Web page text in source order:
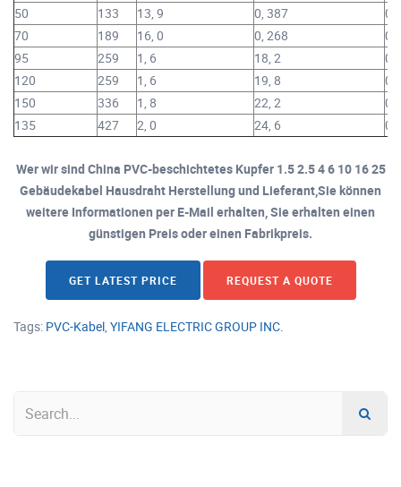
50
133 13, 9 0, 387
0,
70
189 16, 0 0, 268
0,
95
259 1, 6 18, 2
0,
120
259 1, 6 19, 8
0,
150
336 1, 8 22, 2
0,
135
427 2, 0 24, 6 0,
Wer wir sind China PVC-beschichtetes Kupfer 1.5 2.5 4 6 10 16 25
Gebäudekabel Hausdraht Herstellung und Lieferant,Sie können
weitere Informationen per E-Mail erhalten, Sie erhalten einen
günstigen Preis oder einen Fabrikpreis.
GET LATEST PRICE REQUEST A QUOTE
Tags: PVC-Kabel, YIFANG ELECTRIC GROUP INC.